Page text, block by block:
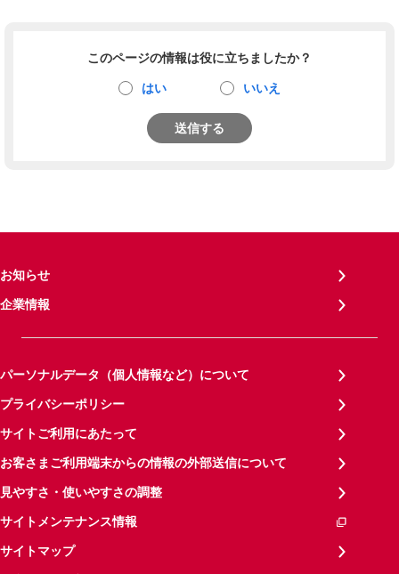
このページの情報は役に立ちましたか？
はい いいえ
送信する
お知らせ
企業情報
パーソナルデータ（個人情報など）について
プライバシーポリシー
サイトご利用にあたって
お客さまご利用端末からの情報の外部送信について
見やすさ・使いやすさの調整
サイトメンテナンス情報
サイトマップ